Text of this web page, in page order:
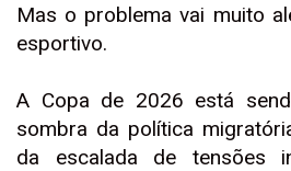
Mas o problema vai muito
esportivo.
A Copa de 2026 está
sombra da política
da escalada de tensões